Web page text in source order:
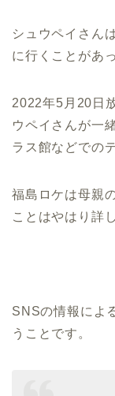
シュウペイさん
に行くことがあ
2022年5月20日
ウペイさんが一
ラス館などでの
福島ロケは母親
ことはやはり詳
SNSの情報によ
うことです。